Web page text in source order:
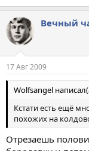
Вечный
17 Авг 2009
Wolfsangel
Кстати есть ещё
похожих на
Отрезаешь